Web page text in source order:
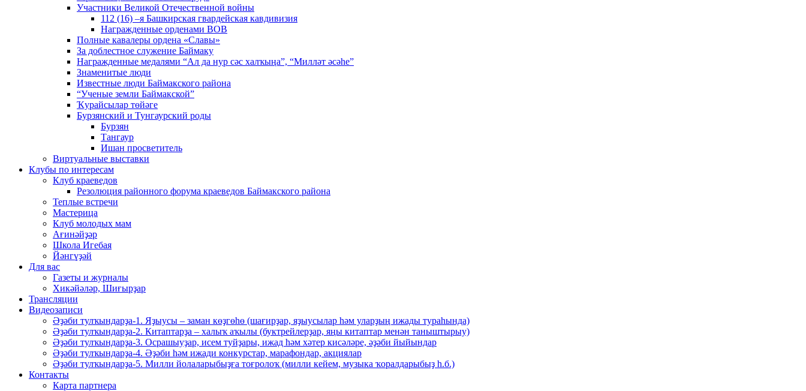
Участники Великой Отечественной войны
112 (16) –я Башкирская гвардейская кавдивизия
Награжденные орденами ВОВ
Полные кавалеры ордена «Славы»
За доблестное служение Баймаку
Награжденные медалями “Ал да нур сәс халҡыңа”, “Милләт әсәһе”
Знаменитые люди
Известные люди Баймакского района
“Ученые земли Баймакской”
Ҡурайсылар төйәге
Бурзянский и Тунгаурский роды
Бурзян
Тангаур
Ишан просветитель
Виртуальные выставки
Клубы по интересам
Клуб краеведов
Резолюция районного форума краеведов Баймакского района
Теплые встречи
Мастерица
Клуб молодых мам
Ағинәйҙәр
Школа Игебая
Йәнгүҙәй
Для вас
Газеты и журналы
Хикәйәләр, Шиғырҙар
Трансляции
Видеозаписи
Әҙәби тулҡындарҙа-1. Яҙыусы – заман көҙгөһө (шағирҙар, яҙыусылар һәм уларҙың ижады тураһында)
Әҙәби тулҡындарҙа-2. Китаптарҙа – халыҡ аҡылы (буктрейлерҙар, яңы китаптар менән таныштырыу)
Әҙәби тулҡындарҙа-3. Осрашыуҙар, исем туйҙары, ижад һәм хәтер кисәләре, әҙәби йыйындар
Әҙәби тулҡындарҙа-4. Әҙәби һәм ижади конкурстар, марафондар, акциялар
Әҙәби тулҡындарҙа-5. Милли йолаларыбыҙға тоғролоҡ (милли кейем, музыка ҡоралдарыбыҙ һ.б.)
Контакты
Карта партнера